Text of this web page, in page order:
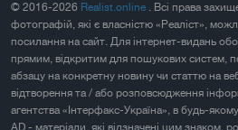
© 2016-2026 Realist.online . Всі права
фотографій, які є власністю «Реаліст»,
посилання на сайт. Для інтернет-видань
прямим, відкритим для пошукових систем,
абзацу на конкретну новину чи статтю на
відтворення та / або розповсюдження
агентства «Інтерфакс-Україна», в будь-